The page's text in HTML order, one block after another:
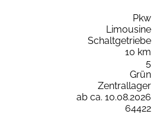
Pkw
Limousine
Schaltgetriebe
10 km
5
Grün
Zentrallager
ab ca. 10.08.2026
64422